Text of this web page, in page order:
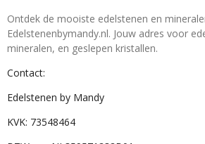
Ontdek de mooiste edelstenen en
Edelstenenbymandy.nl. Jouw adres voor
mineralen, en geslepen kristallen.
Contact:
Edelstenen by Mandy
KVK: 73548464